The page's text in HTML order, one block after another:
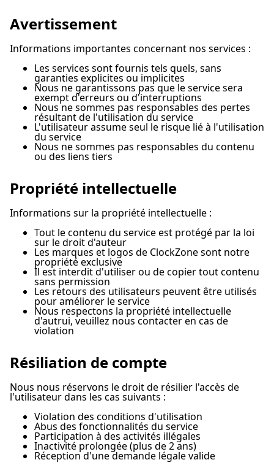
Avertissement
Informations importantes concernant nos services :
Les services sont fournis tels quels, sans
garanties explicites ou implicites
Nous ne garantissons pas que le service sera
exempt d'erreurs ou d'interruptions
Nous ne sommes pas responsables des pertes
résultant de l'utilisation du service
L'utilisateur assume seul le risque lié à l'utilisation
du service
Nous ne sommes pas responsables du contenu
ou des liens tiers
Propriété intellectuelle
Informations sur la propriété intellectuelle :
Tout le contenu du service est protégé par la loi
sur le droit d'auteur
Les marques et logos de ClockZone sont notre
propriété exclusive
Il est interdit d'utiliser ou de copier tout contenu
sans permission
Les retours des utilisateurs peuvent être utilisés
pour améliorer le service
Nous respectons la propriété intellectuelle
d'autrui, veuillez nous contacter en cas de
violation
Résiliation de compte
Nous nous réservons le droit de résilier l'accès de
l'utilisateur dans les cas suivants :
Violation des conditions d'utilisation
Abus des fonctionnalités du service
Participation à des activités illégales
Inactivité prolongée (plus de 2 ans)
Réception d'une demande légale valide